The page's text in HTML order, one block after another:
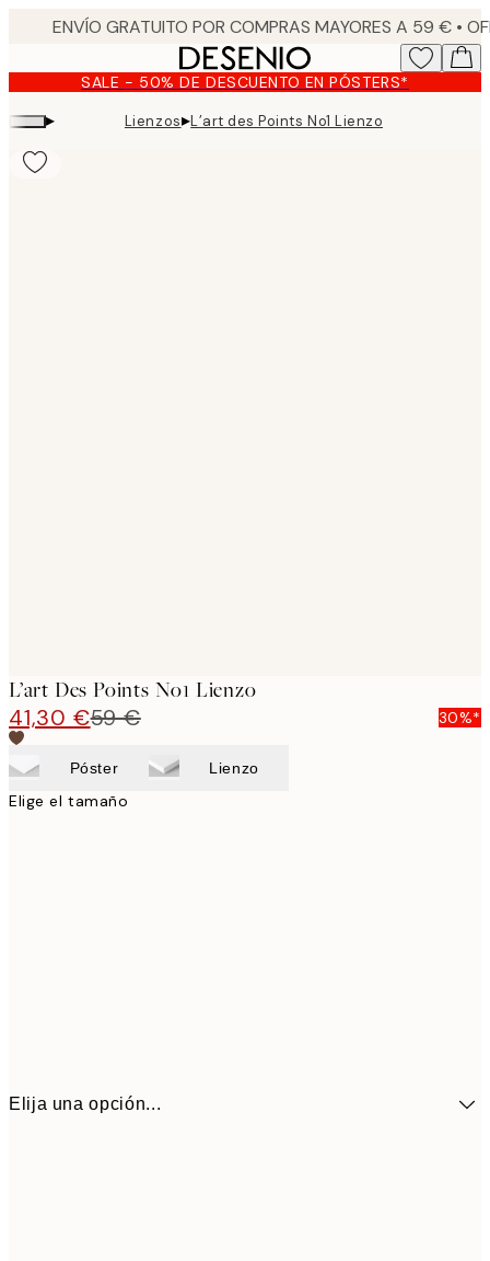
content.SALE - 50% DE DESCUENTO EN PÓSTERS*
▸ Lienzos▸L’art des Points No1 Lienzo
L’art Des Points No1 Lienzo
41,30 €59 € 30%*
Póster Lienzo
Elige el tamaño
Elija una opción...